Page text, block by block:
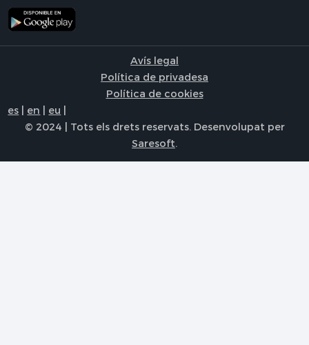
Avís legal
Política de privadesa
Política de cookies
es | en | eu |
© 2024 | Tots els drets reservats. Desenvolupat per
Saresoft.